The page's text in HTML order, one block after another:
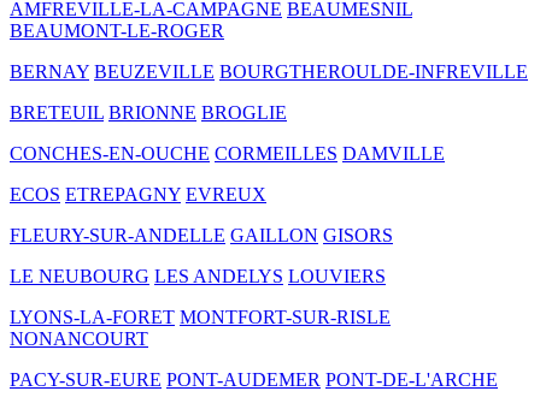
AMFREVILLE-LA-CAMPAGNE BEAUMESNIL
BEAUMONT-LE-ROGER
BERNAY BEUZEVILLE BOURGTHEROULDE-INFREVILLE
BRETEUIL BRIONNE BROGLIE
CONCHES-EN-OUCHE CORMEILLES DAMVILLE
ECOS ETREPAGNY EVREUX
FLEURY-SUR-ANDELLE GAILLON GISORS
LE NEUBOURG LES ANDELYS LOUVIERS
LYONS-LA-FORET MONTFORT-SUR-RISLE
NONANCOURT
PACY-SUR-EURE PONT-AUDEMER PONT-DE-L'ARCHE